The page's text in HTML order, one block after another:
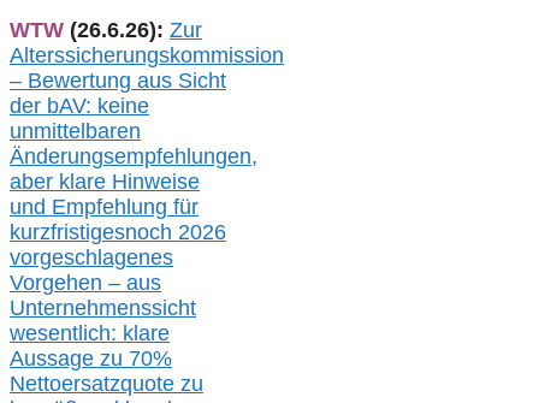
WTW (26.6.26): Zur
Alterssicherungskommission
– Bewertung aus Sicht
der bAV: keine
unmittelbaren
Änderungsempfehlungen,
aber klare Hinweise
und Empfehlung für
kurzfristigesnoch 2026
vorgeschlagenes
Vorgehen – aus
Unternehmenssicht
wesentlich: klare
Aussage zu 70%
Nettoersatzquote zu